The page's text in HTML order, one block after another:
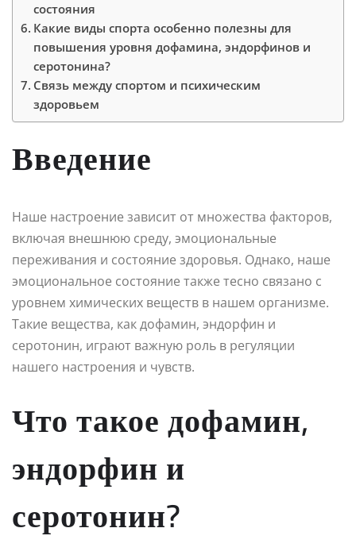
состояния
Какие виды спорта особенно полезны для
повышения уровня дофамина, эндорфинов и
серотонина?
Связь между спортом и психическим
здоровьем
Введение
Наше настроение зависит от множества факторов,
включая внешнюю среду, эмоциональные
переживания и состояние здоровья. Однако, наше
эмоциональное состояние также тесно связано с
уровнем химических веществ в нашем организме.
Такие вещества, как дофамин, эндорфин и
серотонин, играют важную роль в регуляции
нашего настроения и чувств.
Что такое дофамин,
эндорфин и
серотонин?